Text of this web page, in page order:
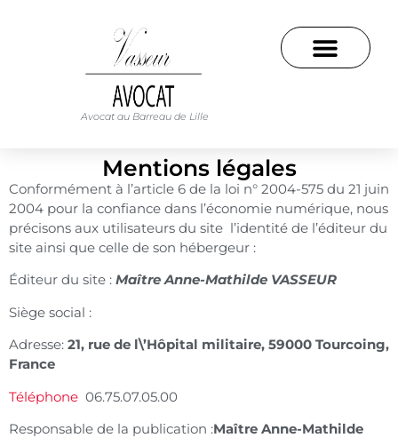
Avocat au Barreau de Lille
Mentions légales
Conformément à l’article 6 de la loi n° 2004-575 du 21 juin
2004 pour la confiance dans l’économie numérique, nous
précisons aux utilisateurs du site l’identité de l’éditeur du
site ainsi que celle de son hébergeur :
Éditeur du site : Maître Anne-Mathilde VASSEUR
Siège social :
Adresse: 21, rue de l\’Hôpital militaire, 59000 Tourcoing,
France
Téléphone 06.75.07.05.00
Responsable de la publication :Maître Anne-Mathilde